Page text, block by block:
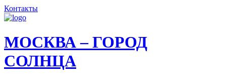
Контакты
МОСКВА – ГОРОД
СОЛНЦА